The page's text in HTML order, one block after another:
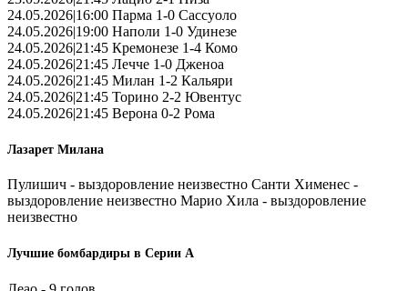
24.05.2026|16:00 Парма 1-0 Сассуоло
24.05.2026|19:00 Наполи 1-0 Удинезе
24.05.2026|21:45 Кремонезе 1-4 Комо
24.05.2026|21:45 Лечче 1-0 Дженоа
24.05.2026|21:45 Милан 1-2 Кальяри
24.05.2026|21:45 Торино 2-2 Ювентус
24.05.2026|21:45 Верона 0-2 Рома
Лазарет Милана
Пулишич - выздоровление неизвестно Санти Хименес -
выздоровление неизвестно Марио Хила - выздоровление
неизвестно
Лучшие бомбардиры в Серии А